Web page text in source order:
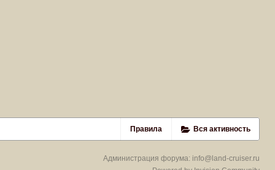
Правила Вся активность
Администрация форума: info@land-cruiser.ru